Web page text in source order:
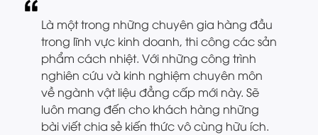
Là một trong những chuyên gia hàng đầu
trong lĩnh vực kinh doanh, thi công các sản
phẩm cách nhiệt. Với những công trình
nghiên cứu và kinh nghiệm chuyên môn
về ngành vật liệu đẳng cấp mới này. Sẽ
luôn mang đến cho khách hàng những
bài viết chia sẻ kiến thức vô cùng hữu ích.